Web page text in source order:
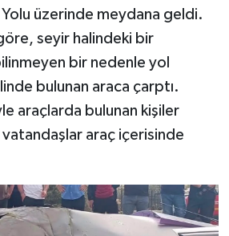
üzerinde meydana geldi.
seyir halindeki bir
bir nedenle yol
bulunan araca çarptı.
araçlarda bulunan kişiler
vatandaşlar araç içerisinde